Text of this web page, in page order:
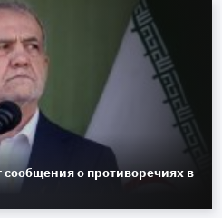
о противоречиях в